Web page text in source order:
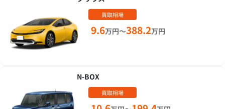
買取相場
9.6万円～388.2万円
N-BOX
買取相場